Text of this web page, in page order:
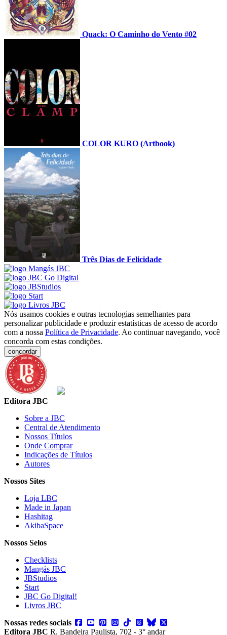
Quack: O Caminho do Vento #02
COLOR KURO (Artbook)
Três Dias de Felicidade
Nós usamos cookies e outras tecnologias semelhantes para
personalizar publicidade e produzir estatísticas de acesso de acordo
com a nossa Política de Privacidade. Ao continuar navegando, você
concorda com estas condições.
concordar
Editora JBC
Sobre a JBC
Central de Atendimento
Nossos Títulos
Onde Comprar
Indicações de Títulos
Autores
Nossos Sites
Loja LBC
Made in Japan
Hashitag
AkibaSpace
Nossos Selos
Checklists
Mangás JBC
JBStudios
Start
JBC Go Digital!
Livros JBC
Nossas redes sociais
Editora JBC R. Bandeira Paulista, 702 - 3° andar